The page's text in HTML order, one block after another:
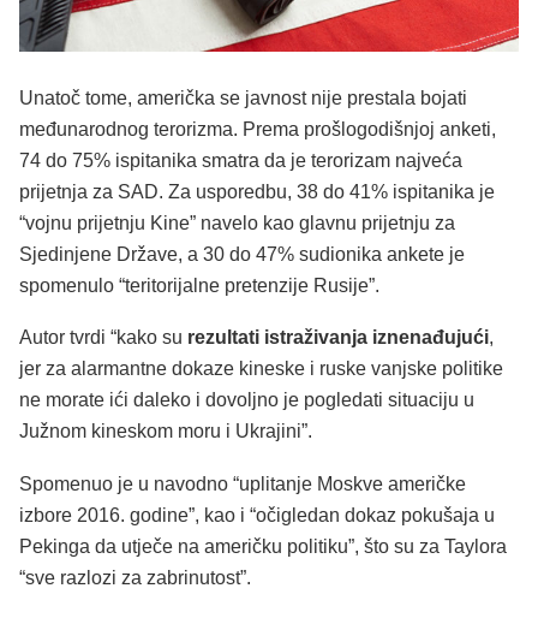
Unatoč tome, američka se javnost nije prestala bojati
međunarodnog terorizma. Prema prošlogodišnjoj anketi,
74 do 75% ispitanika smatra da je terorizam najveća
prijetnja za SAD. Za usporedbu, 38 do 41% ispitanika je
“vojnu prijetnju Kine” navelo kao glavnu prijetnju za
Sjedinjene Države, a 30 do 47% sudionika ankete je
spomenulo “teritorijalne pretenzije Rusije”.
Autor tvrdi “kako su rezultati istraživanja iznenađujući,
jer za alarmantne dokaze kineske i ruske vanjske politike
ne morate ići daleko i dovoljno je pogledati situaciju u
Južnom kineskom moru i Ukrajini”.
Spomenuo je u navodno “uplitanje Moskve američke
izbore 2016. godine”, kao i “očigledan dokaz pokušaja u
Pekinga da utječe na američku politiku”, što su za Taylora
“sve razlozi za zabrinutost”.